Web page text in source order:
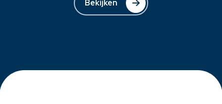
Bekijken